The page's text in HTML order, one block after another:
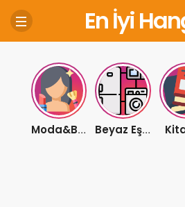
En İyi
Moda&Bakım Beyaz Eşya